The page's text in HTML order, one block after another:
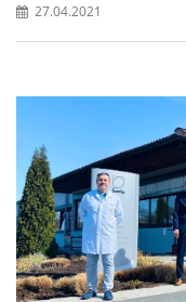
27.04.2021